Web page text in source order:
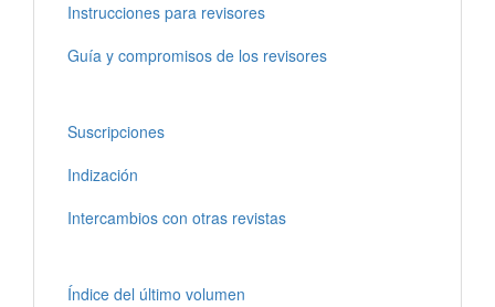
Instrucciones para revisores
Guía y compromisos de los revisores
Suscripciones
Indización
Intercambios con otras revistas
Índice del último volumen